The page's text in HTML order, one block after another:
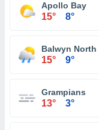
Apollo Bay
15° 8°
Balwyn North
15° 9°
Grampians
13° 3°